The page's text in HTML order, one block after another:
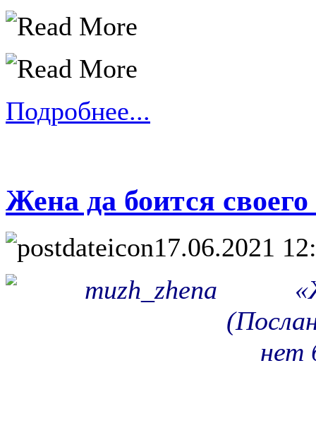
Подробнее...
Жена да боится
17.06.2021
нет